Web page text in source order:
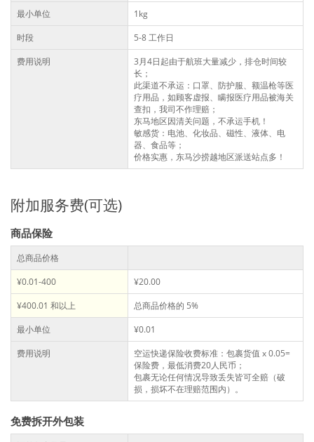
最小单位
1kg
时段
5-8 工作日
费用说明
3月4日起由于航班大量减少，排仓时间较
长；
此渠道不承运：口罩、防护服、额温枪等医
疗用品，如顾客虚报、瞒报医疗用品被海关
查扣，我司不作理赔；
东马地区因清关问题，不承运手机！
敏感货：电池、化妆品、磁性、液体、电
器、食品等；
价格实惠，东马沙捞越地区派送站点多！
附加服务费(可选)
商品保险
总商品价格
¥0.01-400
¥20.00
¥400.01 和以上
总商品价格的 5%
最小单位
¥0.01
费用说明
空运快递保险收费标准：包裹货值 x 0.05=
保险费，最低消费20人民币；
包裹无论任何情况导致丢失皆可全赔（破
损，损坏不在理赔范围内）。
免费拆开外包装